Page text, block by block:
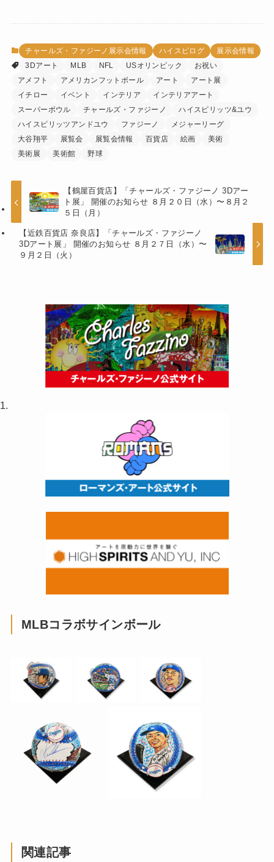
チャールズ・ファジーノ展示会情報 ハイスピログ
展示会情報
3Dアート
MLB NFL USオリンピック
お祝い
アメフト
アメリカンフットボール アート
アート展
イチロー
イベント インテリア
インテリアアート
スーパーボウル
チャールズ・ファジーノ
ハイスピリッツ&ユウ
ハイスピリッツアンドユウ
ファジーノ
メジャーリーグ
大谷翔平
展覧会 展覧会情報 百貨店 絵画
美術
美術展
美術館 野球
【鶴屋百貨店】「チャールズ・ファジーノ 3Dアー
ト展」 開催のお知らせ ８月２０日（水）〜８月２
５日（月）
【近鉄百貨店 奈良店】「チャールズ・ファジーノ
3Dアート展」 開催のお知らせ ８月２７日（水）〜
９月２日（火）
MLBコラボサインボール
関連記事